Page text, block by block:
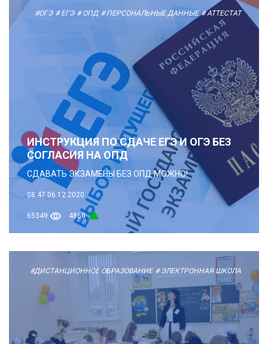
#ОГЭ # ЕГЭ # ОПД # ПЕРСОНАЛЬНЫЕ ДАННЫЕ # АТТЕСТАТ
ИНСТРУКЦИЯ ПО СДАЧЕ ЕГЭ И ОГЭ БЕЗ
СОГЛАСИЯ НА ОПД
СДАВАТЬ ЭКЗАМЕНЫ БЕЗ ОПД МОЖНО!
08:47 06.12.2020
65349 4860
#ДИСТАНЦИОННОЕ ОБРАЗОВАНИЕ # ЭЛЕКТРОННАЯ ШКОЛА